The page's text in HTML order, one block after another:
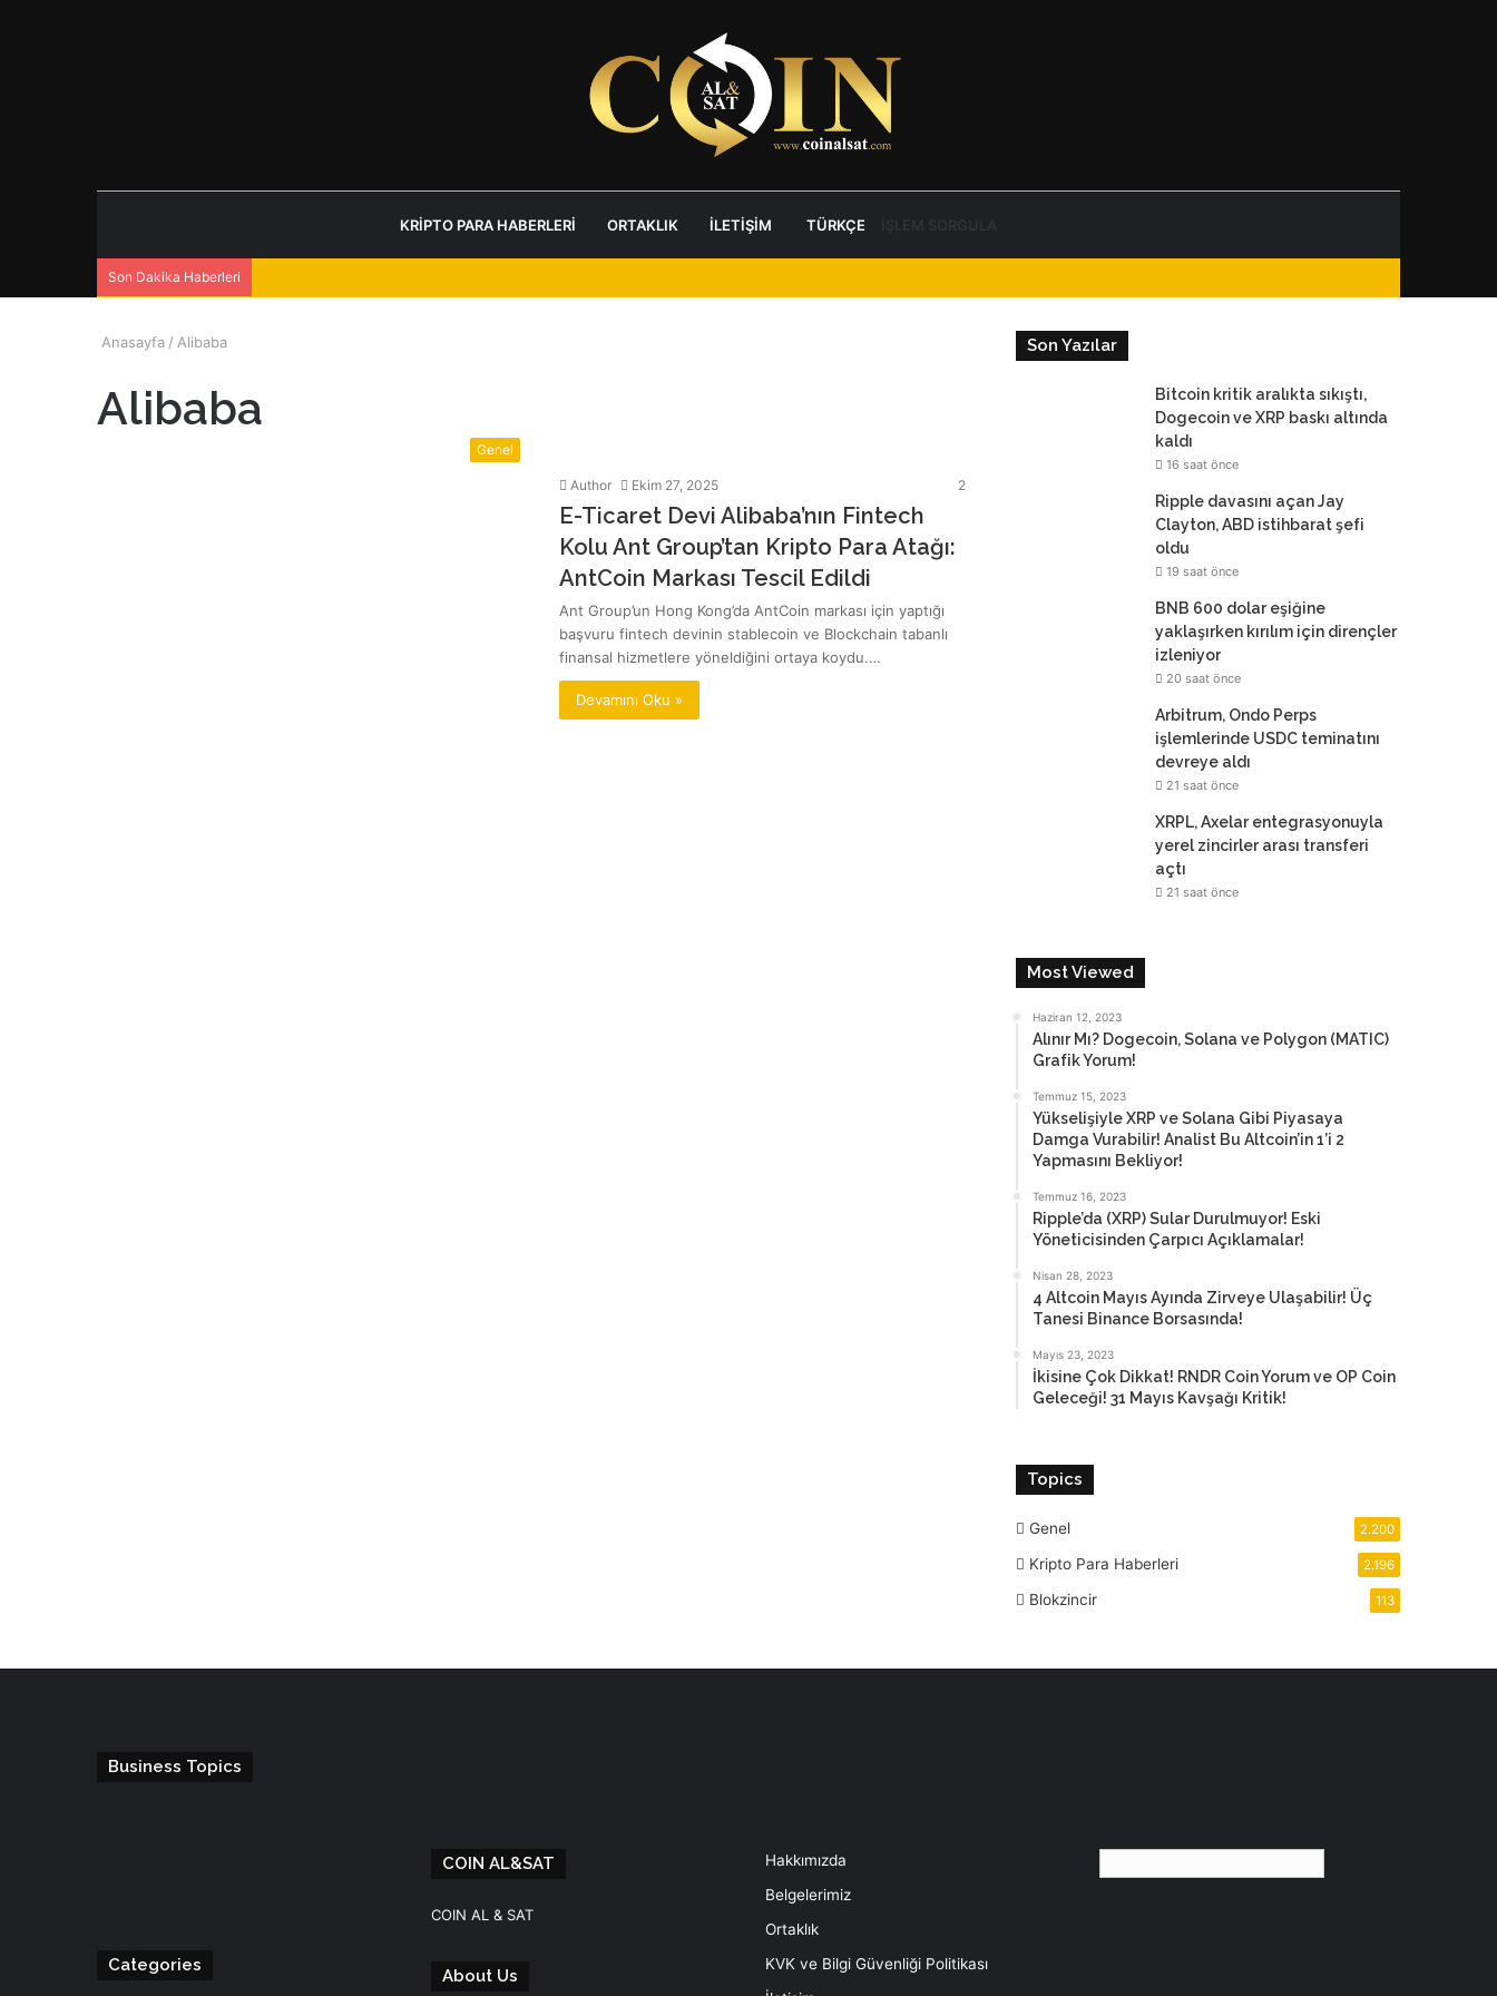
KRIPTO PARA HABERLERI ORTAKLIK İLETIŞIM TÜRKÇE
Son Dakika Haberleri
Anasayfa / Alibaba
Alibaba
Genel
Author Ekim 27, 2025 2
E-Ticaret Devi Alibaba’nın Fintech
Kolu Ant Group’tan Kripto Para Atağı:
AntCoin Markası Tescil Edildi
Ant Group’un Hong Kong’da AntCoin markası için yaptığı
başvuru fintech devinin stablecoin ve Blockchain tabanlı
finansal hizmetlere yöneldiğini ortaya koydu.…
Devamını Oku »
Son Yazılar
Bitcoin kritik aralıkta sıkıştı,
Dogecoin ve XRP baskı altında
kaldı
16 saat önce
Ripple davasını açan Jay
Clayton, ABD istihbarat şefi
oldu
19 saat önce
BNB 600 dolar eşiğine
yaklaşırken kırılım için dirençler
izleniyor
20 saat önce
Arbitrum, Ondo Perps
işlemlerinde USDC teminatını
devreye aldı
21 saat önce
XRPL, Axelar entegrasyonuyla
yerel zincirler arası transferi
açtı
21 saat önce
Most Viewed
Haziran 12, 2023
Alınır Mı? Dogecoin, Solana ve Polygon (MATIC)
Grafik Yorum!
Temmuz 15, 2023
Yükselişiyle XRP ve Solana Gibi Piyasaya
Damga Vurabilir! Analist Bu Altcoin’in 1’i 2
Yapmasını Bekliyor!
Temmuz 16, 2023
Ripple’da (XRP) Sular Durulmuyor! Eski
Yöneticisinden Çarpıcı Açıklamalar!
Nisan 28, 2023
4 Altcoin Mayıs Ayında Zirveye Ulaşabilir! Üç
Tanesi Binance Borsasında!
Mayıs 23, 2023
İkisine Çok Dikkat! RNDR Coin Yorum ve OP Coin
Geleceği! 31 Mayıs Kavşağı Kritik!
Topics
Genel 2.200
Kripto Para Haberleri 2.196
Blokzincir 113
Business Topics
Categories
COIN AL&SAT
COIN AL & SAT
About Us
Hakkımızda
Belgelerimiz
Ortaklık
KVK ve Bilgi Güvenliği Politikası